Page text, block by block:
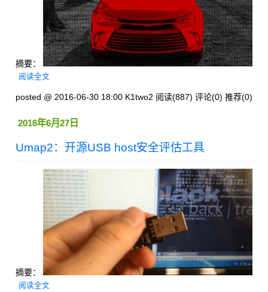
摘要：
阅读全文
posted @ 2016-06-30 18:00 K1two2 阅读(887) 评论(0) 推荐(0)
2016年6月27日
Umap2：开源USB host安全评估工具
摘要：
阅读全文